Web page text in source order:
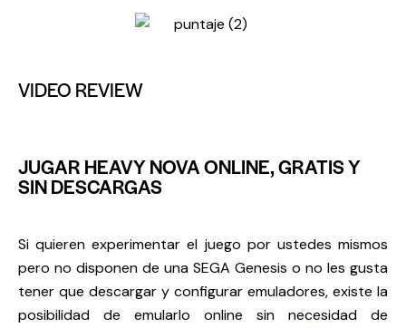
VIDEO REVIEW
JUGAR HEAVY NOVA ONLINE, GRATIS Y
SIN DESCARGAS
Si quieren experimentar el juego por ustedes mismos
pero no disponen de una SEGA Genesis o no les gusta
tener que descargar y configurar emuladores, existe la
posibilidad de emularlo online sin necesidad de